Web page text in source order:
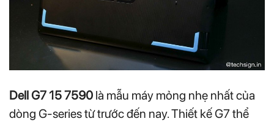
Dell G7 15 7590 là mẫu máy mỏng nhẹ nhất của
dòng G-series từ trước đến nay. Thiết kế G7 thể